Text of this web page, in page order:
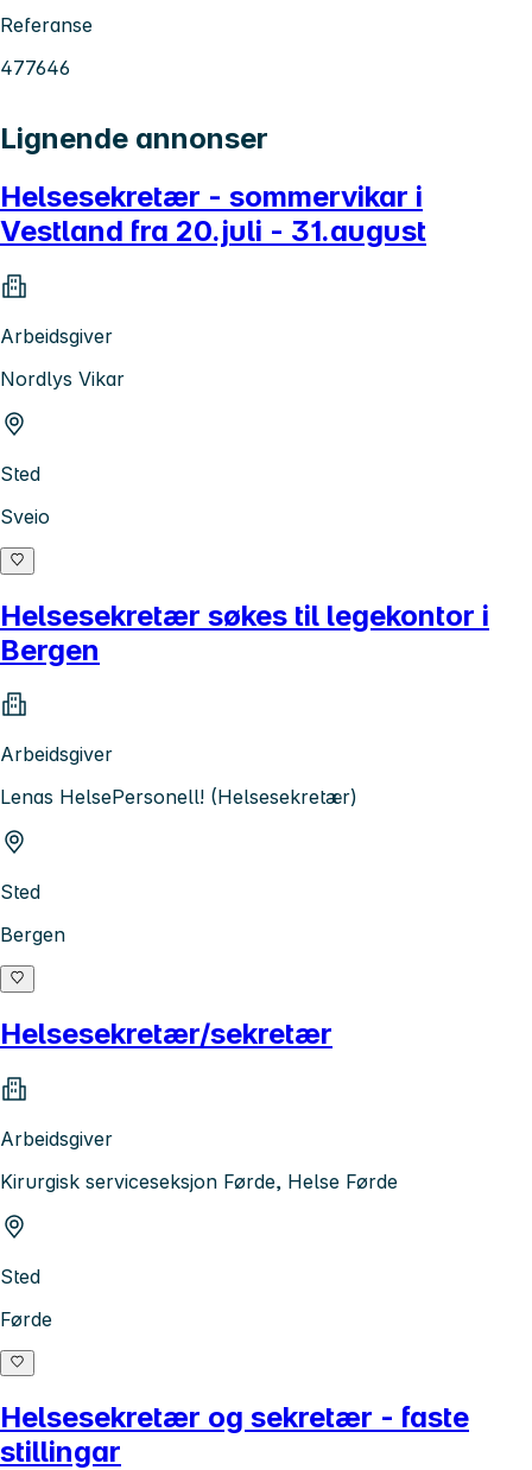
Referanse
477646
Lignende annonser
Helsesekretær - sommervikar i
Vestland fra 20.juli - 31.august
Arbeidsgiver
Nordlys Vikar
Sted
Sveio
Helsesekretær søkes til legekontor i
Bergen
Arbeidsgiver
Lenas HelsePersonell! (Helsesekretær)
Sted
Bergen
Helsesekretær/sekretær
Arbeidsgiver
Kirurgisk serviceseksjon Førde, Helse Førde
Sted
Førde
Helsesekretær og sekretær - faste
stillingar